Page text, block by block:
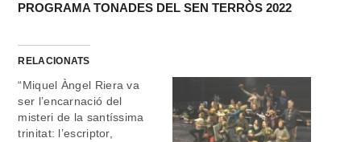
PROGRAMA TONADES DEL SEN TERRÒS 2022
RELACIONATS
“Miquel Àngel Riera va
ser l’encarnació del
misteri de la santíssima
trinitat: l’escriptor,